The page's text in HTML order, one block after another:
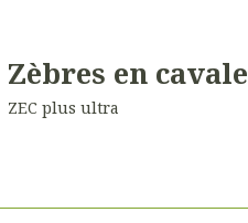
Zèbres en cavale
ZEC plus ultra